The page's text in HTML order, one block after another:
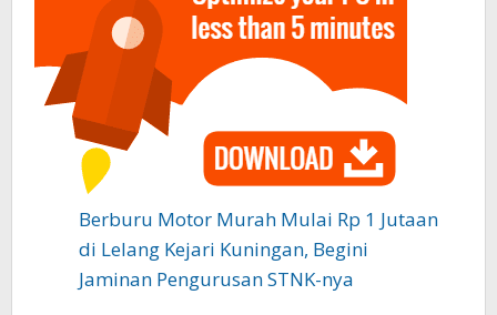
Berburu Motor Murah Mulai Rp 1 Jutaan
di Lelang Kejari Kuningan, Begini
Jaminan Pengurusan STNK-nya